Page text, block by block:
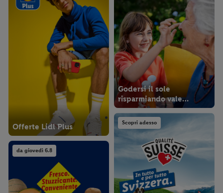
Offerte Lidl Plus
Godersi il sole
risparmiando vale
davvero.
Scopri adesso
da giovedì 6.8